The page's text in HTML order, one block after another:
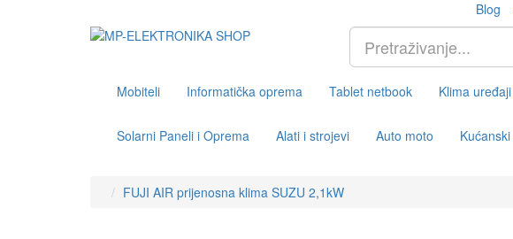
Blog
Mobiteli Informatička oprema Tablet netbook Klima uređaji
Solarni Paneli i Oprema Alati i strojevi Auto moto
FUJI AIR prijenosna klima SUZU 2,1kW